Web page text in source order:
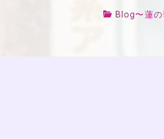
Blog〜蓮